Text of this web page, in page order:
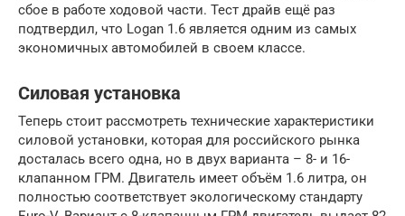
сбое в работе ходовой части. Тест драйв ещё раз
подтвердил, что Logan 1.6 является одним из самых
экономичных автомобилей в своем классе.
Силовая установка
Теперь стоит рассмотреть технические характеристики
силовой установки, которая для российского рынка
досталась всего одна, но в двух варианта – 8- и 16-
клапанном ГРМ. Двигатель имеет объём 1.6 литра, он
полностью соответствует экологическому стандарту